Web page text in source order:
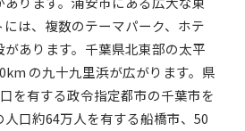
は、複数のテーマパーク、ホテ
あります。千葉県北東部の太平
の九十九里浜が広がります。県
を有する政令指定都市の千葉市を
口約64万人を有する船橋市、50